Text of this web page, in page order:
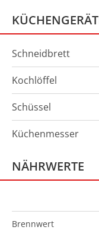
Schneidbrett
Kochlöffel
Schüssel
Küchenmesser
NÄHRWERTE
Brennwert